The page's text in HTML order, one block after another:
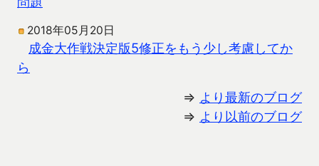
2018年05月20日
成金大作戦決定版5修正をもう少し考慮してか
ら
⇒ より最新のブログ
⇒ より以前のブログ